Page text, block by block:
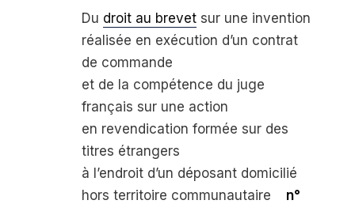
Du droit au brevet sur une invention
réalisée en exécution d’un contrat
de commande
et de la compétence du juge
français sur une action
en revendication formée sur des
titres étrangers
à l’endroit d’un déposant domicilié
hors territoire communautaire
n°